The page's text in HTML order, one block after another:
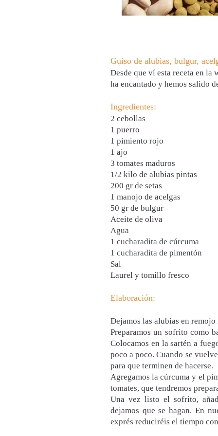
Guiso de alubias, bulgur,
Desde que ví esta receta en la
ha encantado y hemos salido
Ingredientes:
2 cebollas
1 puerro
1 pimiento rojo
1 ajo
3 tomates maduros
1/2 kilo de alubias pintas
200 gr de setas
1 manojo de acelgas
50 gr de bulgur
Aceite de oliva
Agua
1 cucharadita de cúrcuma
1 cucharadita de pimentón
Sal
Laurel y tomillo fresco
Elaboración:
Dejamos las alubias en remojo
Preparamos un sofrito como
Colocamos en la sartén a
poco a poco. Cuando se
para que terminen de hacerse.
Agregamos la cúrcuma y el
tomates, que tendremos
Una vez listo el sofrito,
dejamos que se hagan. En
exprés reduciréis el tiempo